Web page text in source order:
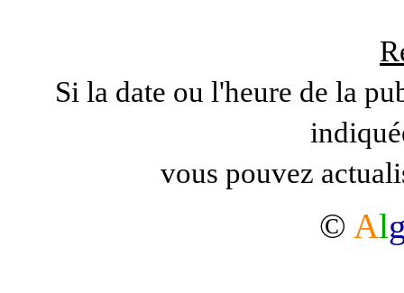
Si la date ou l'heure de la
vous pouvez
© Al